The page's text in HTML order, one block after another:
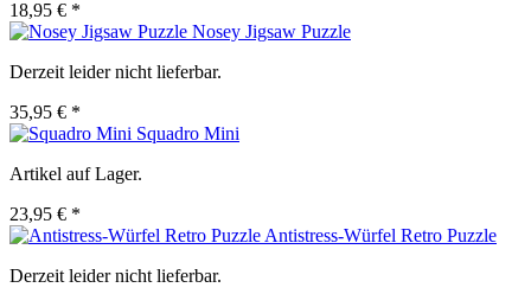
18,95 € *
Nosey Jigsaw Puzzle
Derzeit leider nicht lieferbar.
35,95 € *
Squadro Mini
Artikel auf Lager.
23,95 € *
Antistress-Würfel Retro Puzzle
Derzeit leider nicht lieferbar.